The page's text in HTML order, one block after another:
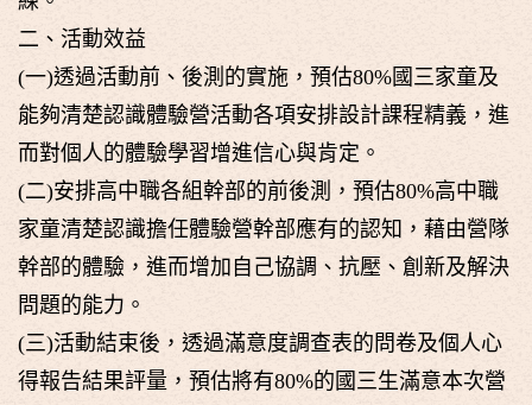
二、活動效益
(一)透過活動前、後測的實施，預估80%國三家童及
能夠清楚認識體驗營活動各項安排設計課程精義，進
而對個人的體驗學習增進信心與肯定。
(二)安排高中職各組幹部的前後測，預估80%高中職
家童清楚認識擔任體驗營幹部應有的認知，藉由營隊
幹部的體驗，進而增加自己協調、抗壓、創新及解決
問題的能力。
(三)活動結束後，透過滿意度調查表的問卷及個人心
得報告結果評量，預估將有80%的國三生滿意本次營